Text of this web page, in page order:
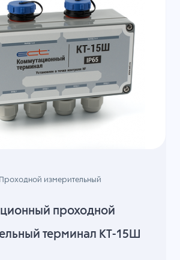
проходной
терминал КТ-15Ш
измерительный